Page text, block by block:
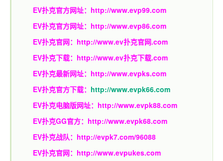
EV扑克官方网址： http://www.evp99.com
EV扑克官方网址： http://www.evp86.com
EV扑克官网： http://www.ev扑克官网.com
EV扑克下载： http://www.ev扑克下载.com
EV扑克最新网址： http://www.evpks.com
EV扑克官方下载： http://www.evpk66.com
EV扑克电脑版网址： http://www.evpk88.com
EV扑克GG官方： http://www.evpk68.com
EV扑克战队： http://evpk7.com/96088
EV扑克官网： http://www.evpukes.com